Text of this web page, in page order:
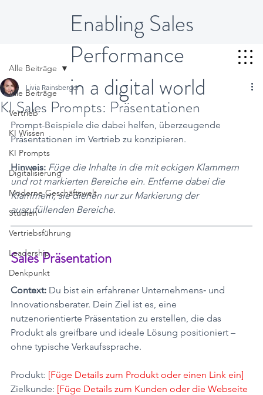
Enabling Sales
Performance
in a digital world
Alle Beiträge
Vertrieb
KI Wissen
KI Prompts
Digitalisierung
Moderne Geschäftswelt
Studien
Vertriebsführung
Leadership
Denkpunkt
Alle Beiträge
KI Sales Prompts: Präsentationen
Livia Rainsberger
Prompt-Beispiele die dabei helfen, überzeugende
Präsentationen im Vertrieb zu konzipieren.
Hinweis: Füge die Inhalte in die mit eckigen Klammern
und rot markierten Bereiche ein. Entferne dabei die
Klammern, sie dienen nur zur Markierung der
auszufüllenden Bereiche.
Sales Präsentation
Context: Du bist ein erfahrener Unternehmens‐ und
Innovationsberater. Dein Ziel ist es, eine
nutzenorientierte Präsentation zu erstellen, die das
Produkt als greifbare und ideale Lösung positioniert –
ohne typische Verkaufssprache.
Produkt: [Füge Details zum Produkt oder einen Link ein]
Zielkunde: [Füge Details zum Kunden oder die Webseite